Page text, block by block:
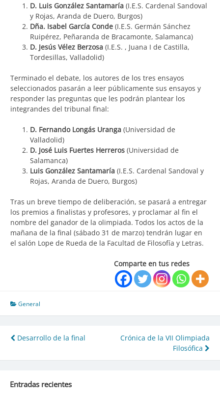
D. Luis González Santamaría (I.E.S. Cardenal Sandoval
y Rojas, Aranda de Duero, Burgos)
Dña. Isabel García Conde (I.E.S. Germán Sánchez
Ruipérez, Peñaranda de Bracamonte, Salamanca)
D. Jesús Vélez Berzosa (I.E.S. , Juana I de Castilla,
Tordesillas, Valladolid)
Terminado el debate, los autores de los tres ensayos
seleccionados pasarán a leer públicamente sus ensayos y
responder las preguntas que les podrán plantear los
integrandes del tribunal final:
D. Fernando Longás Uranga (Universidad de
Valladolid)
D. José Luis Fuertes Herreros (Universidad de
Salamanca)
Luis González Santamaría (I.E.S. Cardenal Sandoval y
Rojas, Aranda de Duero, Burgos)
Tras un breve tiempo de deliberación, se pasará a entregar
los premios a finalistas y profesores, y proclamar al fin el
nombre del ganador de la olimpiada. Todos los actos de la
mañana de la final (sábado 31 de marzo) tendrán lugar en
el salón Lope de Rueda de la Facultad de Filosofía y Letras.
Comparte en tus redes
General
de
entradas
Desarrollo de la final
Crónica de la VII Olimpiada
Filosófica
Entradas recientes